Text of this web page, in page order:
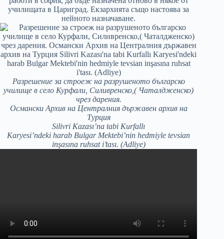
Разрешение за строеж на разрушеното българско
училище в село Курфали, Силивренско,( Чаталдженско)
чрез дарения.
Османски Архив на Централния държавен архив на
Турция
Silivri Kazası’na tabi Kurfallı
Karyesi’ndeki harab Bulgar Mektebi’nin hedmiyle tevsian
inşasına ruhsat i’tası. (Adliye)